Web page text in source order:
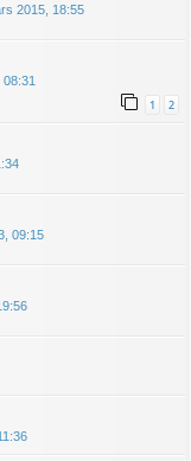
2015, 18:55
08:31
1 2
09:15